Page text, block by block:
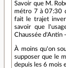
Savoir que M.
métro 7 à 07:30
fait le trajet
savoir que
Chaussée d'Antin
À moins qu'on
supposer que le
depuis les 6 mois